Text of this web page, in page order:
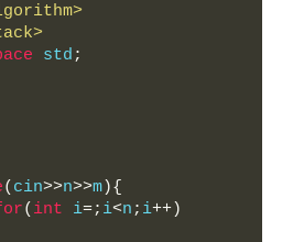
std ;
( cin>>n>>m){
( int i=; i<n ; i++)